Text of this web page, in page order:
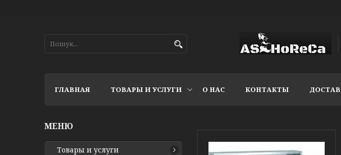
ГЛАВНАЯ ТОВАРЫ И УСЛУГИ О НАС КОНТАКТЫ
Товары и услуги